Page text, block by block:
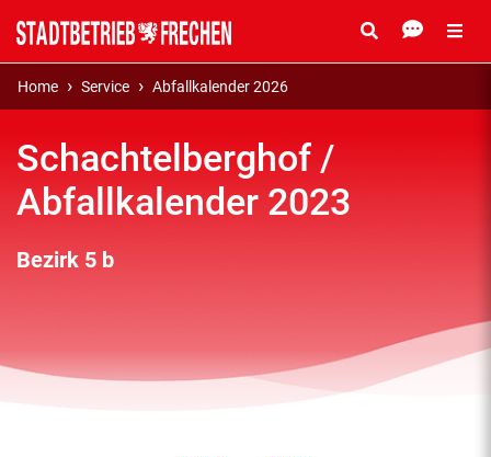
Home Service Abfallkalender 2026
Schachtelberghof /
Abfallkalender 2023
Bezirk 5 b